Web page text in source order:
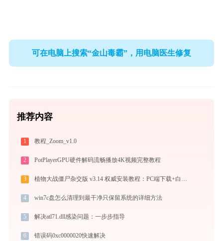
可在电脑上搜索“金山毒霸”，用电脑医生修复
推荐内容
1 教程_Zoom_v1.0
2 PotPlayerGPU硬件解码流畅播放4K视频完整教程
3 植物大战僵尸杂交版 v3.14 权威安装教程：PC端下载+白屏闪退完美解决
4 win7c盘怎么清理到最干净只保留系统的详细方法
5 解决atl71.dll感染问题：一步步指导
6 错误码0xc0000020快速解决